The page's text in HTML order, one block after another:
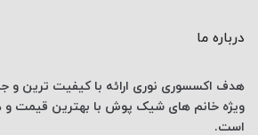
درباره ما
هدف اکسسوری نوری ارائه با کیفیت ترین و
ویژه خانم های شیک پوش با بهترین قیمت و
است.